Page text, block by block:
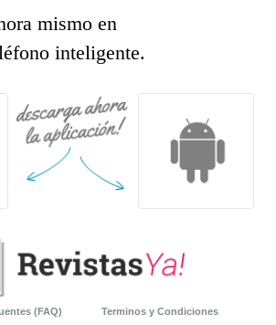
mismo en
inteligente.
(FAQ) Terminos y Condiciones